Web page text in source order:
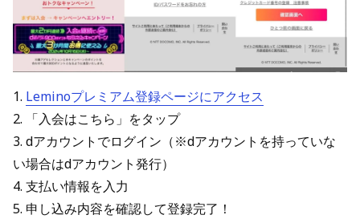
1. Leminoプレミアム登録ページにアクセス
2. 「入会はこちら」をタップ
3. dアカウントでログイン（※dアカウントを持っていな
い場合はdアカウント発行）
4. 支払い情報を入力
5. 申し込み内容を確認して登録完了！